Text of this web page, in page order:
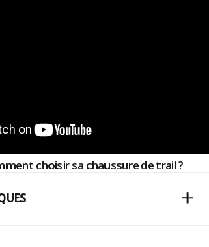
choisir sa chaussure de trail ?